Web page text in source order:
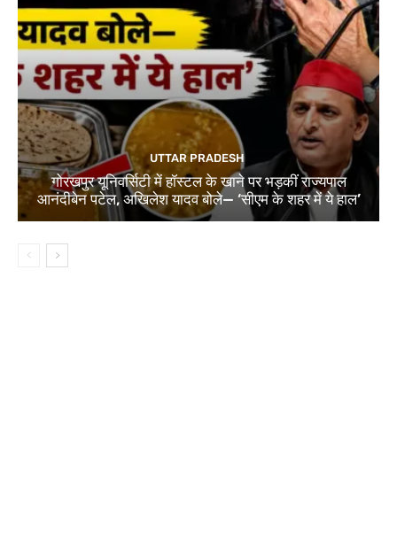
UTTAR PRADESH
गोरखपुर यूनिवर्सिटी में हॉस्टल के खाने पर भड़कीं राज्यपाल
आनंदीबेन पटेल, अखिलेश यादव बोले— ‘सीएम के शहर में ये हाल’